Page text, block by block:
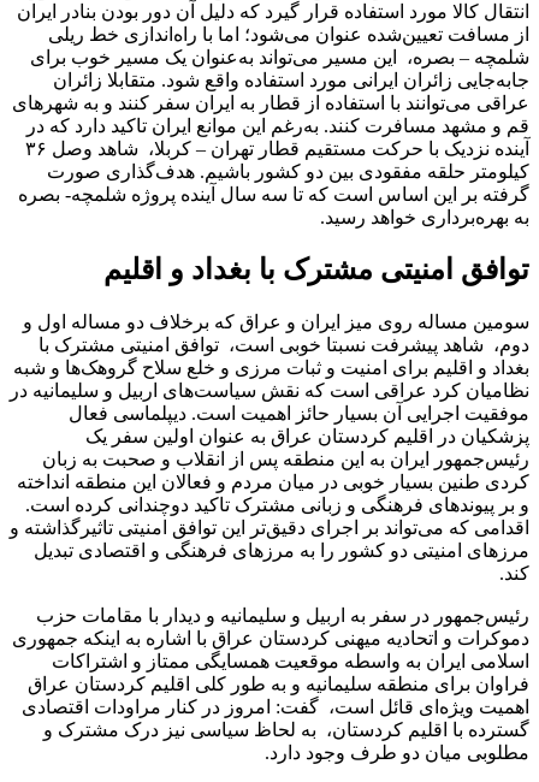
انتقال کالا مورد استفاده قرار گیرد که دلیل آن دور بودن بنادر ایران
از مسافت تعیین‌‌‌‌شده عنوان می‌شود؛ اما با راه‌‌‌‌اندازی خط ریلی
شلمچه – بصره، این مسیر می‌تواند به‌‌‌‌عنوان یک مسیر خوب برای
جابه‌‌‌‌جایی زائران ایرانی مورد استفاده واقع شود. متقابلا زائران
عراقی می‌توانند با استفاده از قطار به ایران سفر کنند و به شهرهای
قم و مشهد مسافرت کنند. به‌رغم این موانع ایران تاکید دارد که در
آینده نزدیک با حرکت مستقیم قطار تهران – کربلا، شاهد وصل ۳۶
کیلومتر حلقه مفقودی بین دو کشور باشیم. هدف‌گذاری صورت
گرفته بر این اساس است که تا سه سال آینده پروژه شلمچه- بصره
به بهره‌‌‌‌برداری خواهد رسید.
توافق امنیتی مشترک با بغداد و اقلیم
سومین مساله روی میز ایران و عراق که برخلاف دو مساله اول و
دوم، شاهد پیشرفت نسبتا خوبی است، توافق امنیتی مشترک با
بغداد و اقلیم برای امنیت و ثبات مرزی و خلع سلاح گروهک‌ها و شبه
نظامیان کرد عراقی است که نقش سیاست‌های اربیل و سلیمانیه در
موفقیت اجرایی آن بسیار حائز اهمیت است. دیپلماسی فعال
پزشکیان در اقلیم کردستان عراق به عنوان اولین سفر یک
رئیس‌جمهور ایران به این منطقه پس از انقلاب و صحبت به زبان
کردی طنین بسیار خوبی در میان مردم و فعالان این منطقه انداخته
و بر پیوندهای فرهنگی و زبانی مشترک تاکید دوچندانی کرده است.
اقدامی که می‌تواند بر اجرای دقیق‌تر این توافق امنیتی تاثیرگذاشته و
مرزهای امنیتی دو کشور را به مرزهای فرهنگی و اقتصادی تبدیل
کند.
رئیس‌جمهور در سفر به اربیل و سلیمانیه و دیدار با مقامات حزب
دموکرات و اتحادیه میهنی کردستان عراق با اشاره به اینکه جمهوری
اسلامی ایران به واسطه موقعیت همسایگی ممتاز و اشتراکات
فراوان برای منطقه سلیمانیه و به طور کلی اقلیم کردستان عراق
اهمیت ویژه‌‌‌‌ای قائل است، گفت: امروز در کنار مراودات اقتصادی
گسترده با اقلیم کردستان، به لحاظ سیاسی نیز درک مشترک و
مطلوبی میان دو طرف وجود دارد.